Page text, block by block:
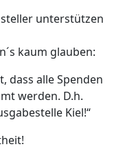
unterstützen
kaum glauben:
dass alle Spenden
werden. D.h.
Kiel!“